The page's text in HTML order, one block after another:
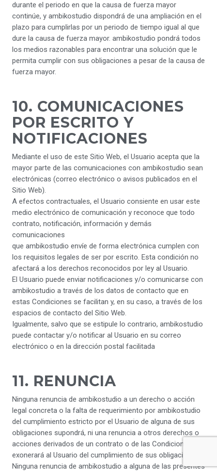
durante el periodo en que la causa de fuerza mayor
continúe, y ambikostudio dispondrá de una ampliación en el
plazo para cumplirlas por un periodo de tiempo igual al que
dure la causa de fuerza mayor. ambikostudio pondrá todos
los medios razonables para encontrar una solución que le
permita cumplir con sus obligaciones a pesar de la causa de
fuerza mayor.
10. COMUNICACIONES
POR ESCRITO Y
NOTIFICACIONES
Mediante el uso de este Sitio Web, el Usuario acepta que la
mayor parte de las comunicaciones con ambikostudio sean
electrónicas (correo electrónico o avisos publicados en el
Sitio Web).
A efectos contractuales, el Usuario consiente en usar este
medio electrónico de comunicación y reconoce que todo
contrato, notificación, información y demás
comunicaciones
que ambikostudio envíe de forma electrónica cumplen con
los requisitos legales de ser por escrito. Esta condición no
afectará a los derechos reconocidos por ley al Usuario.
El Usuario puede enviar notificaciones y/o comunicarse con
ambikostudio a través de los datos de contacto que en
estas Condiciones se facilitan y, en su caso, a través de los
espacios de contacto del Sitio Web.
Igualmente, salvo que se estipule lo contrario, ambikostudio
puede contactar y/o notificar al Usuario en su correo
electrónico o en la dirección postal facilitada
11. RENUNCIA
Ninguna renuncia de ambikostudio a un derecho o acción
legal concreta o la falta de requerimiento por ambikostudio
del cumplimiento estricto por el Usuario de alguna de sus
obligaciones supondrá, ni una renuncia a otros derechos o
acciones derivados de un contrato o de las Condiciones, ni
exonerará al Usuario del cumplimiento de sus obligaciones.
Ninguna renuncia de ambikostudio a alguna de las presentes